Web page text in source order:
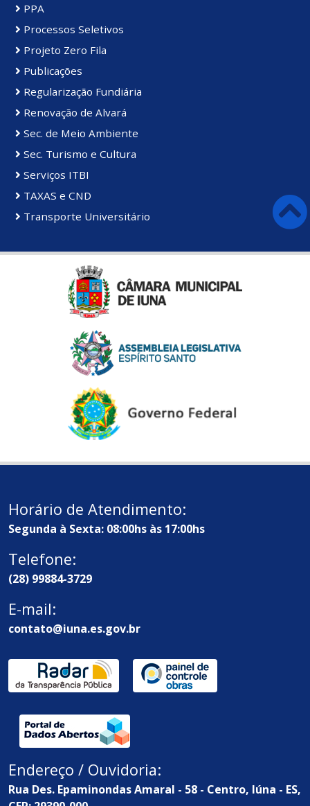
PPA
Processos Seletivos
Projeto Zero Fila
Publicações
Regularização Fundiária
Renovação de Alvará
Sec. de Meio Ambiente
Sec. Turismo e Cultura
Serviços ITBI
TAXAS e CND
Transporte Universitário
Horário de Atendimento:
Segunda à Sexta: 08:00hs às 17:00hs
Telefone:
(28) 99884-3729
E-mail:
contato@iuna.es.gov.br
Endereço / Ouvidoria:
Rua Des. Epaminondas Amaral - 58 - Centro, Iúna - ES,